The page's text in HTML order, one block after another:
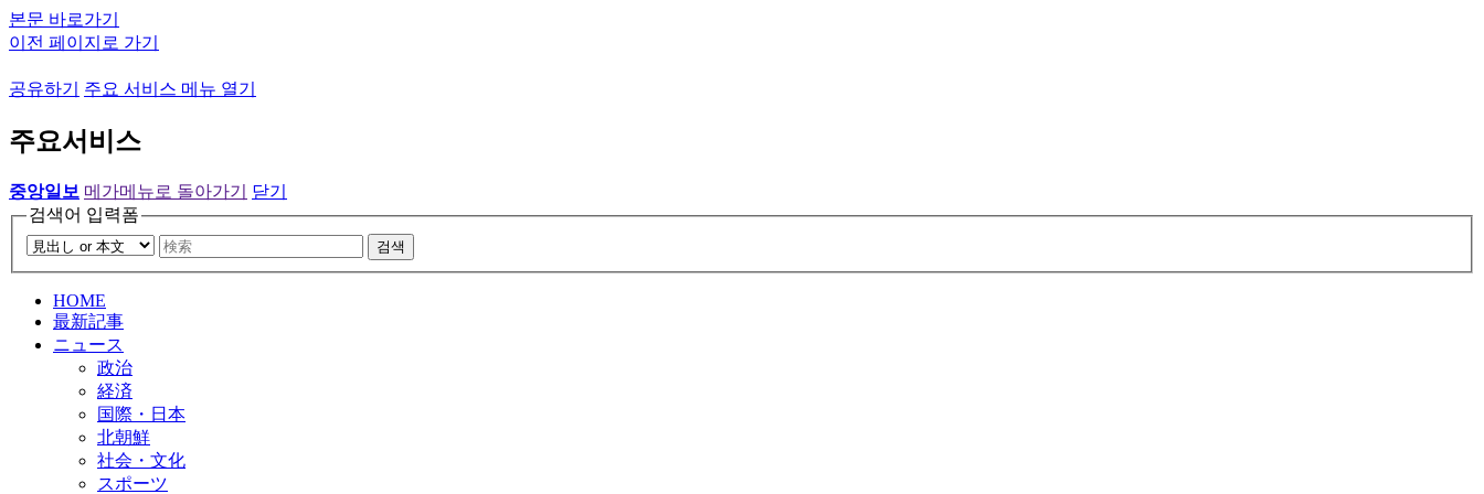
본문 바로가기
이전 페이지로 가기
공유하기 주요 서비스 메뉴 열기
주요서비스
중앙일보 메가메뉴로 돌아가기
닫기
검색어 입력폼
검색
HOME
最新記事
ニュース
政治
経済
国際・日本
北朝鮮
社会・文化
スポーツ